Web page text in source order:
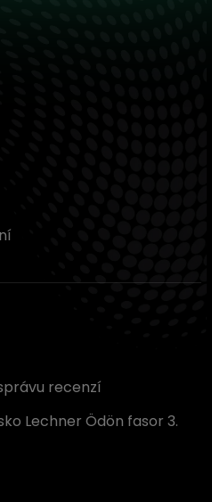
recenzí
Lechner Ödön fasor 3.